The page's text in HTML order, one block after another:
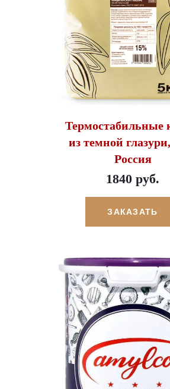
Термостабильные
из темной
Россия
1840 руб.
ЗАКАЗАТЬ